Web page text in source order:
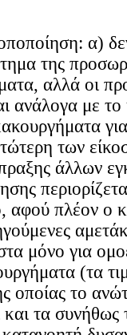
α)
της
αλλά οι
ανάλογα με
των
άλλων
αφού πλέον ο
μόνο για
(τα
οποίας το
και τα